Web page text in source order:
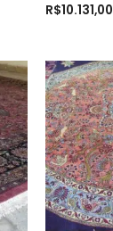
R$10.131,00